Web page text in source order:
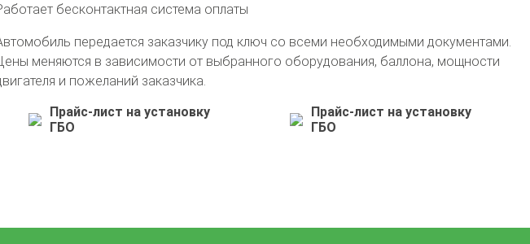
+7 (911) 554-14-42
info@avto-gaz.com Whatsapp
— ваш консультант Николай
бесконтактная система оплаты
передается заказчику под ключ со всеми необходимыми документами.
меняются в зависимости от выбранного оборудования, баллона, мощности
и пожеланий заказчика.
Прайс-лист на установку
ГБО
Прайс-лист на установку
ГБО